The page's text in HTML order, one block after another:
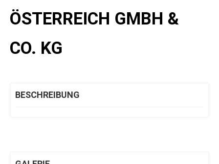
ÖSTERREICH GMBH &
CO. KG
BESCHREIBUNG